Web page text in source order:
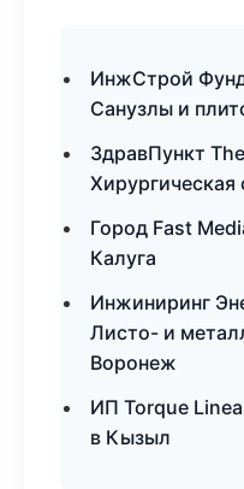
ИнжСтрой
Санузлы и
ЗдравПункт
Город Fast
Калуга
Инжиниринг
Листо- и
Воронеж
ИП Torque
в Кызыл